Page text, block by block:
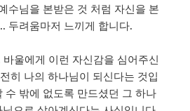
수님을 본받은 것 처럼 자신을 본
두려움마저 느끼게 합니다.
울에게 이런 자신감을 심어주신
히 나의 하나님이 되신다는 것입
수 밖에 없도록 만드셨던 그 하나